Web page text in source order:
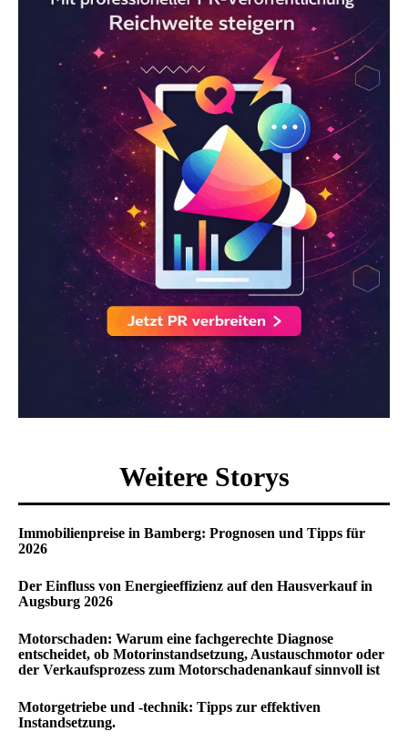
Weitere Storys
Immobilienpreise in Bamberg: Prognosen und Tipps für
2026
Der Einfluss von Energieeffizienz auf den Hausverkauf in
Augsburg 2026
Motorschaden: Warum eine fachgerechte Diagnose
entscheidet, ob Motorinstandsetzung, Austauschmotor oder
der Verkaufsprozess zum Motorschadenankauf sinnvoll ist
Motorgetriebe und -technik: Tipps zur effektiven
Instandsetzung.